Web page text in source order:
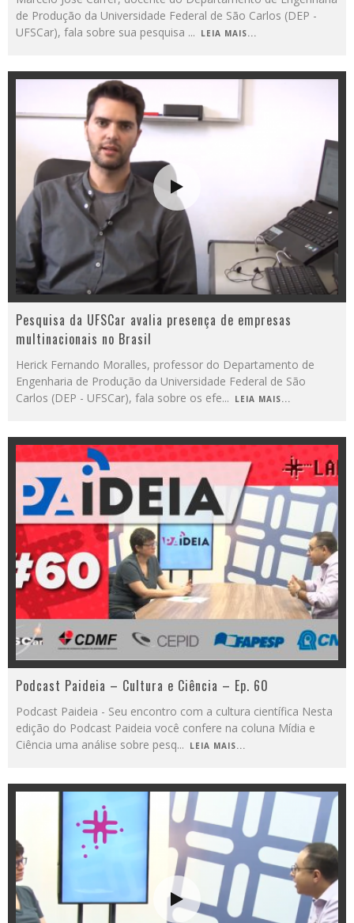
de Produção da Universidade Federal de São Carlos (DEP -
UFSCar), fala sobre sua pesquisa ... LEIA MAIS...
Pesquisa da UFSCar avalia presença de empresas
multinacionais no Brasil
Herick Fernando Moralles, professor do Departamento de
Engenharia de Produção da Universidade Federal de São
Carlos (DEP - UFSCar), fala sobre os efe... LEIA MAIS...
Podcast Paideia – Cultura e Ciência – Ep. 60
Podcast Paideia - Seu encontro com a cultura científica Nesta
edição do Podcast Paideia você confere na coluna Mídia e
Ciência uma análise sobre pesq... LEIA MAIS...